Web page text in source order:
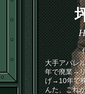
大手アパレ
年で廃業→
げ→10年で
んた、これ